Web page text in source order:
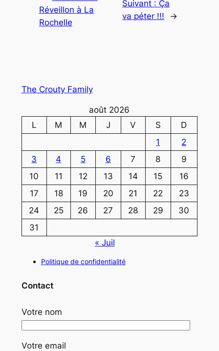
Réveillon à La
Rochelle
Suivant : Ça
va péter !!!
→
The Crouty Family
août 2026
L
M M J V S
D
1
2
3
4 5 6 7 8
9
10
11 12 13 14 15
16
17
18 19 20 21 22
23
24
25 26 27 28 29
30
31
« Juil
Politique de confidentialité
Contact
Votre nom
Votre email